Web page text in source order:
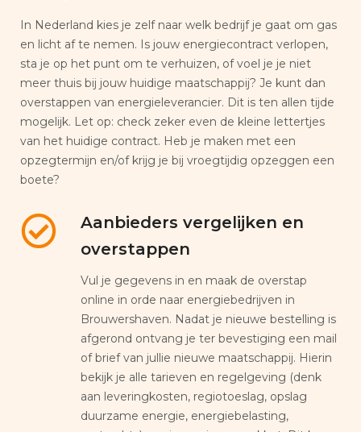
In Nederland kies je zelf naar welk bedrijf je gaat om gas
en licht af te nemen. Is jouw energiecontract verlopen,
sta je op het punt om te verhuizen, of voel je je niet
meer thuis bij jouw huidige maatschappij? Je kunt dan
overstappen van energieleverancier. Dit is ten allen tijde
mogelijk. Let op: check zeker even de kleine lettertjes
van het huidige contract. Heb je maken met een
opzegtermijn en/of krijg je bij vroegtijdig opzeggen een
boete?
Aanbieders vergelijken en
overstappen
Vul je gegevens in en maak de overstap
online in orde naar energiebedrijven in
Brouwershaven. Nadat je nieuwe bestelling is
afgerond ontvang je ter bevestiging een mail
of brief van jullie nieuwe maatschappij. Hierin
bekijk je alle tarieven en regelgeving (denk
aan leveringkosten, regiotoeslag, opslag
duurzame energie, energiebelasting,